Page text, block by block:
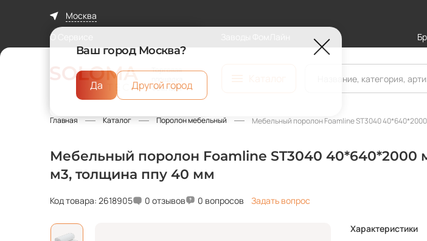
Москва
О Сервисе
Торговая
ФомЛайн
Главная Каталог Поролон мебельный Мебельный поролон Foamline ST3040
Мебельный поролон Foamline ST3040 40*640*2000
м3, толщина ппу 40 мм
Код товара: 2618905 0 отзывов 0 вопросов Задать вопрос
Характеристики
Ваш город Москва?
Да Другой город